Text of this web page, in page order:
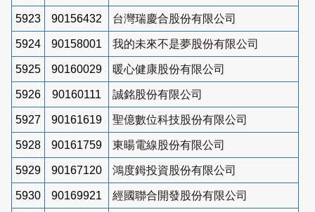
5923 90156432 台灣瑞慶合股份有限公司
5924 90158001 我的未來不是夢股份有限公司
5925 90160029 暖心健康股份有限公司
5926 90160111 誠銘股份有限公司
5927 90161619 聖億數位科技股份有限公司
5928 90161759 東暘電線股份有限公司
5929 90167120 鴻度鉧投資股份有限公司
5930 90169921 經國聯合開發股份有限公司